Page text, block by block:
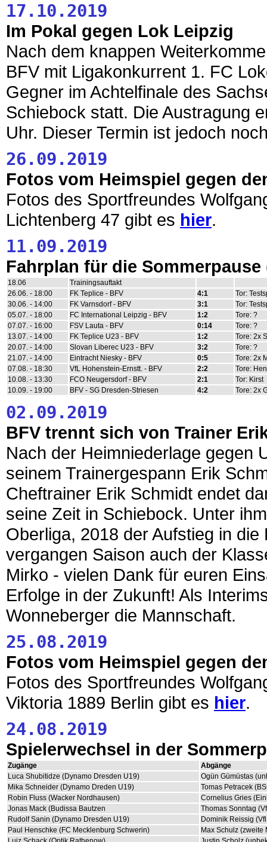
17.10.2019
Im Pokal gegen Lok Leipzig
Nach dem knappen
BFV mit Ligakonkurrent 1. FC
Gegner im Achtelfinale des
Schiebock statt. Die Austragung
Uhr. Dieser Termin ist jedoch
26.09.2019
Fotos vom Heimspiel gegen
Fotos des Sportfreundes
Lichtenberg 47 gibt es hier.
11.09.2019
Fahrplan für die
18.06
Trainingsauftakt
26.06. - 18:00
FK Teplice - BFV 4:1
Tor:
30.06. - 14:00
FK Varnsdorf - BFV 3:1
Tor:
05.07. - 18:00
FC International Leipzig - BFV 1:2
Tore: ?
07.07. - 16:00
FSV Lauta - BFV 0:14
Tore: ?
13.07. - 14:00
FK Teplice U23 - BFV 1:2
Tore: 2x
20.07. - 14:00
Slovan Liberec U23 - BFV 3:2
Tore: ?
21.07. - 14:00
Eintracht Niesky - BFV 0:5
Tore: 2x
07.08. - 18:30
VfL Hohenstein-Ernstt. - BFV 2:2
Tore:
10.08. - 13:30
FCO Neugersdorf - BFV 2:1
Tor: Kirst
10.09. - 19:00
BFV - SG Dresden-Striesen 4:2 Tore: 2x
02.09.2019
BFV trennt sich von Trainer
Nach der Heimniederlage gegen
seinem Trainergespann Erik
Cheftrainer Erik Schmidt endet
seine Zeit in Schiebock. Unter
Oberliga, 2018 der Aufstieg in
vergangen Saison auch der
Mirko - vielen Dank für euren
Erfolge in der Zukunft! Als
Wonneberger die Mannschaft.
25.08.2019
Fotos vom Heimspiel gegen
Fotos des Sportfreundes
Viktoria 1889 Berlin gibt es hier.
24.08.2019
Spielerwechsel in der
Zugänge
Abgänge
Luca Shubitidze (Dynamo Dresden U19)
Ogün Gümüstas
Mika Schneider (Dynamo Dreden U19)
Tomas Petracek
Robin Fluss (Wacker Nordhausen)
Cornelius Gries
Jonas Mack (Budissa Bautzen
Thomas Sonntag
Rudolf Sanin (Dynamo Dresden U19)
Dominik Reissig
Paul Henschke (FC Mecklenburg Schwerin)
Max Schulz (zweite